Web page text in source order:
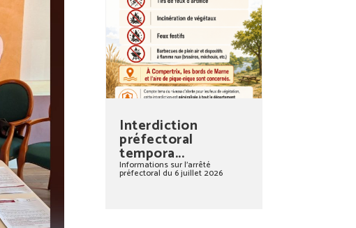
Interdiction
préfectoral
tempora...
Informations sur l’arrêté
préfectoral du 6 juillet 2026